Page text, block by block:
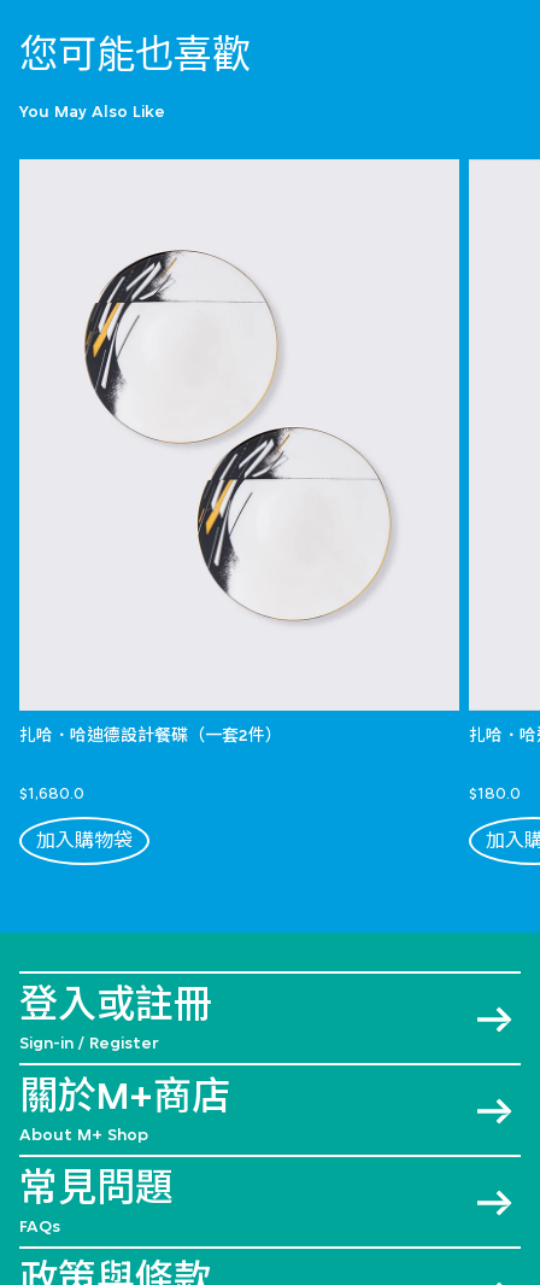
您可能也喜歡
You May Also Like
扎哈．哈迪德設計餐碟（一套2件）
$1,680.0
加入購物袋
扎哈．
$180.0
加入
登入或註冊
Sign-in / Register
關於M+商店
About M+ Shop
常見問題
FAQs